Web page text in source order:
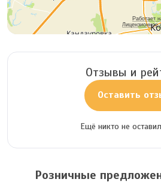
Работает
Лицензионное
Отзывы и
Оставить
Ещё никто не
Розничные